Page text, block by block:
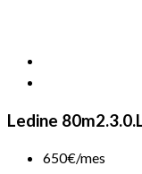
Ledine
650€/mes